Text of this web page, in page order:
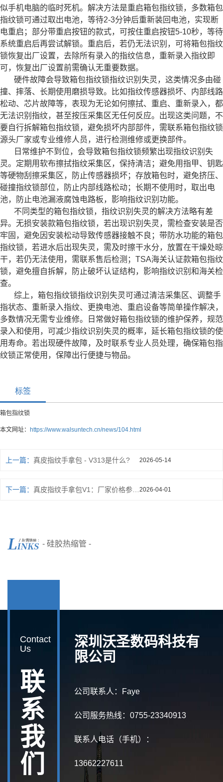
似手机电脑的临时死机。解决方法是重启箱包指纹锁，多数箱包
指纹锁可通过取出电池，等待2-3分钟后重新装回电池，实现断
电重启；部分带重启按钮的款式，可按住重启按钮5-10秒，等待
系统重启后再尝试解锁。重启后，若仍无法识别，可将箱包指纹
锁恢复出厂设置，去除所有录入的指纹信息，重新录入指纹即
可，恢复出厂设置前需确认无重要数据。
硬件故障会导致箱包指纹锁指纹识别失灵，这类情况多由碰
撞、摔落、长期使用磨损导致。比如指纹传感器损坏、内部线路
松动、芯片故障等，表现为无论如何擦拭、重启、重新录入，都
无法识别指纹，甚至按压采集区无任何反应。出现这类问题，不
要自行拆解箱包指纹锁，避免损坏内部部件，需联系箱包指纹锁
源头厂家或专业维修人员，进行检测维修或更换部件。
日常维护不到位，会导致箱包指纹锁频繁出现指纹识别失
灵。定期用软布擦拭指纹采集区，保持清洁；避免用指甲、钥匙
等硬物刮擦采集区，防止传感器损坏；存放箱包时，避免挤压、
碰撞指纹锁部位，防止内部线路松动；长期不使用时，取出电
池，防止电池漏液腐蚀电路板，影响指纹识别功能。
不同类型的箱包指纹锁，指纹识别失灵的解决方法略有差
异。无损安装款箱包指纹锁，若出现识别失灵，需检查安装是否
牢固，避免因安装松动导致传感器接触不良；带防水功能的箱包
指纹锁，若进水后出现失灵，需及时擦干水分，放置在干燥处晾
干，若仍无法使用，需联系售后检测；TSA海关认证款箱包指纹
锁，避免擅自拆解，防止破坏认证结构，影响指纹识别和海关检
查。
综上，箱包指纹锁指纹识别失灵可通过清洁采集区、调整手
指状态、重新录入指纹、更换电池、重启设备等简单操作解决，
多数情况无需专业维修。日常做好箱包指纹锁的维护保养，规范
录入和使用，可减少指纹识别失灵的概率，延长箱包指纹锁的使
用寿命。若出现硬件故障，及时联系专业人员处理，确保箱包指
纹锁正常使用，保障出行便捷与物品。
标签
箱包指纹锁
本文网址： https://www.walsuntech.cn/news/104.html
上一篇： 真皮指纹手拿包 - V313是什么? 2026-05-14
下一篇： 2026-04-01
- 硅胶热缩管 -
Contact
Us
联
系
我
们
深圳沃圣数码科技有
限公司
公司联系人：Faye
公司服务热线：0755-23340913
联系人电话（手机）：
13662227611